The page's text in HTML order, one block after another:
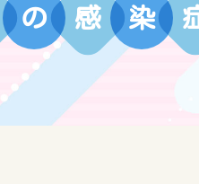
の 感 染